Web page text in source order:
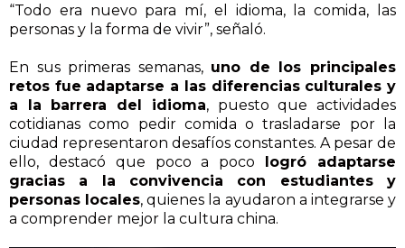
“Todo era nuevo para mí, el idioma, la comida, las
personas y la forma de vivir”, señaló.
En sus primeras semanas, uno de los principales
retos fue adaptarse a las diferencias culturales y
a la barrera del idioma, puesto que actividades
cotidianas como pedir comida o trasladarse por la
ciudad representaron desafíos constantes. A pesar de
ello, destacó que poco a poco logró adaptarse
gracias a la convivencia con estudiantes y
personas locales, quienes la ayudaron a integrarse y
a comprender mejor la cultura china.